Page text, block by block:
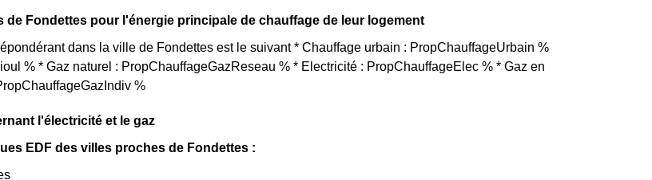
de Fondettes pour l'énergie principale de chauffage de leur logement
dans la ville de Fondettes est le suivant * Chauffage urbain : PropChauffageUrbain %
% * Gaz naturel : PropChauffageGazReseau % * Electricité : PropChauffageElec % * Gaz en
%
l'électricité et le gaz
EDF des villes proches de Fondettes :